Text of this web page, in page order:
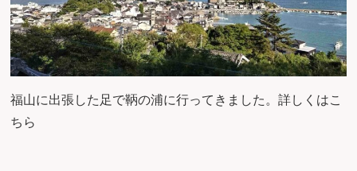
福山に出張した足で鞆の浦に行ってきました。詳しくはこ
ちら